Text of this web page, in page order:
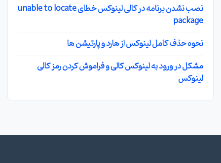
نصب نشدن برنامه در کالی لینوکس خطای unable to locate
package
نحوه حذف کامل لینوکس از هارد و پارتیشن ها
مشکل در ورود به لینوکس کالی و فراموش کردن رمز کالی
لینوکس